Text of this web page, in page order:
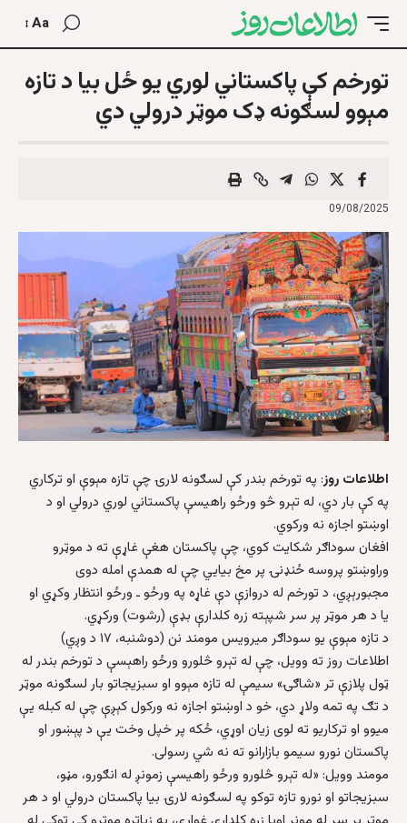
Aa
تورخم کې پاکستاني لوري یو ځل بیا د تازه
مېوو لسګونه ډک موټر درولي دي
09/08/2025
اطلاعات روز: په تورخم بندر کې لسګونه لارۍ چې تازه مېوې او ترکاري
په کې بار دي، له تېرو څو ورځو راهیسې پاکستاني لوري درولي او د
اوښتو اجازه نه ورکوي.
افغان سوداګر شکایت کوي، چې پاکستان هغې غاړې ته د موټرو
وراوښتو پروسه ځنډنۍ پر مخ بیایي چې له همدې امله دوی
مجبورېږي، د تورخم له دروازې دې غاړه په ورځو ـ ورځو انتظار وکړي او
یا د هر موټر پر سر شپېته زره کلدارې بډې (رشوت) ورکړي.
د تازه مېوې یو سوداګر میرویس مومند نن (دوشنبه، ۱۷ د وږي)
اطلاعات روز ته وویل، چې له تېرو څلورو ورځو راهېسې د تورخم بندر له
ټول پلازې تر «شاګۍ» سیمې له تازه مېوو او سبزیجاتو بار لسګونه موټر
د تګ په تمه ولاړ دي، خو د اوښتو اجازه نه ورکول کېږې چې له کبله یې
میوو او ترکاریو ته لوی زیان اوړي، ځکه پر خپل وخت یې د پېښور او
پاکستان نورو سیمو بازارانو ته نه شي رسولی.
مومند وویل: «له تېرو څلورو ورځو راهیسې زمونږ له انګورو، مڼو،
سبزیجاتو او نورو تازه توکو په لسګونه لارۍ بیا پاکستان درولي او د هر